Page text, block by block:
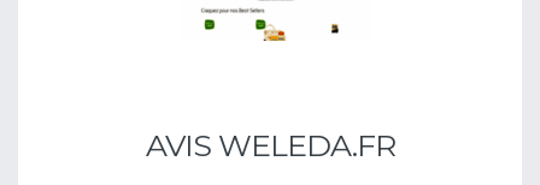
AVIS WELEDA.FR